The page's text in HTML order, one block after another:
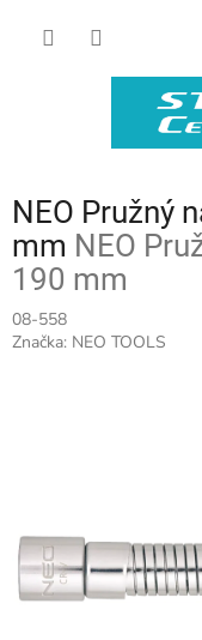
NEO Pružný
mm NEO
190 mm
08-558
Značka: NEO TOOLS